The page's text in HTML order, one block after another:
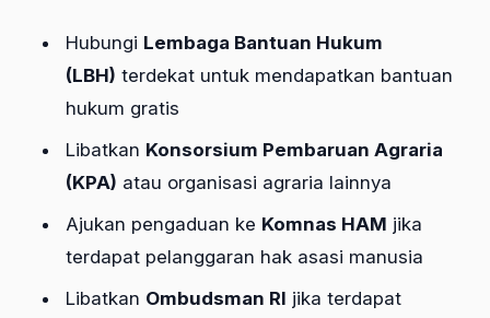
Hubungi Lembaga Bantuan Hukum
(LBH) terdekat untuk mendapatkan bantuan
hukum gratis
Libatkan Konsorsium Pembaruan Agraria
(KPA) atau organisasi agraria lainnya
Ajukan pengaduan ke Komnas HAM jika
terdapat pelanggaran hak asasi manusia
Libatkan Ombudsman RI jika terdapat